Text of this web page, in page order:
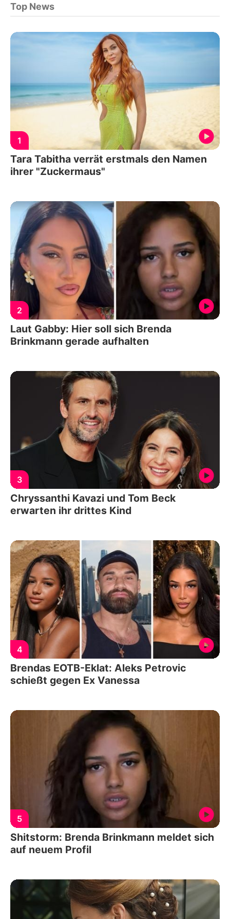
Top News
1
Tara Tabitha verrät erstmals den Namen
ihrer "Zuckermaus"
2
Laut Gabby: Hier soll sich Brenda
Brinkmann gerade aufhalten
3
Chryssanthi Kavazi und Tom Beck
erwarten ihr drittes Kind
4
Brendas EOTB-Eklat: Aleks Petrovic
schießt gegen Ex Vanessa
5
Shitstorm: Brenda Brinkmann meldet sich
auf neuem Profil